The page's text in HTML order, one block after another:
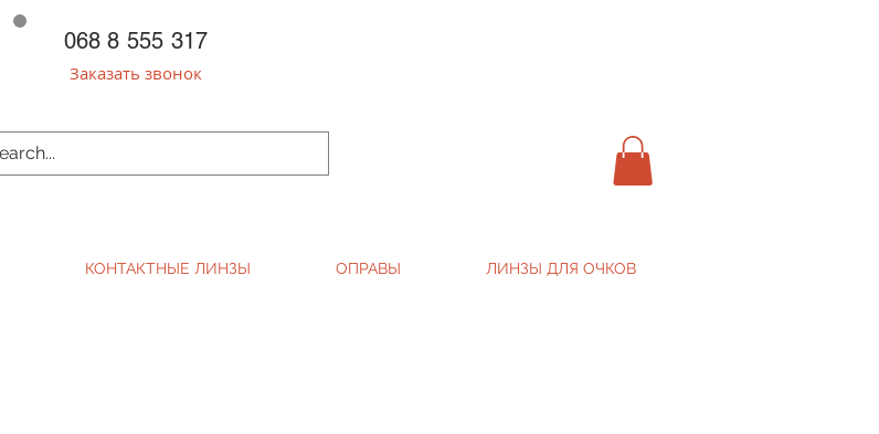
068 8 555 317
Заказать звонок
КОНТАКТНЫЕ ЛИНЗЫ ОПРАВЫ ЛИНЗЫ ДЛЯ ОЧКОВ